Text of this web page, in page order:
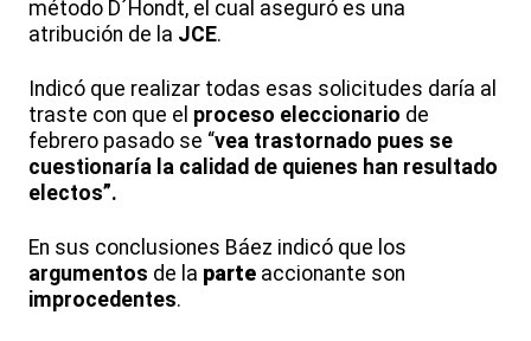
método D´Hondt, el cual aseguró es una
atribución de la JCE.
Indicó que realizar todas esas solicitudes daría al
traste con que el proceso eleccionario de
febrero pasado se “vea trastornado pues se
cuestionaría la calidad de quienes han resultado
electos”.
En sus conclusiones Báez indicó que los
argumentos de la parte accionante son
improcedentes.